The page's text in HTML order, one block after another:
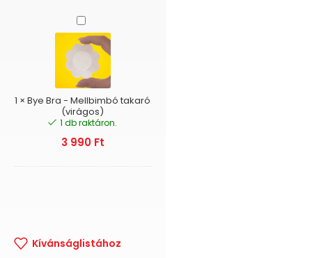
Bye
Bra
-
Mellbimbó
takaró
(virágos)
1 ×Bye Bra - Mellbimbó takaró
(virágos)
1 db raktáron.
3 990 Ft
Kívánságlistához